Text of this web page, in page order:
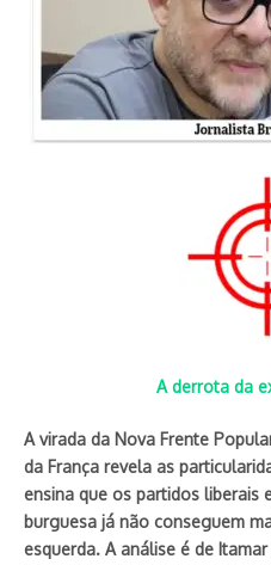
A derrota da
A virada da Nova Frente
da França revela as
ensina que os partidos liberais
burguesa já não conseguem
esquerda. A análise é de